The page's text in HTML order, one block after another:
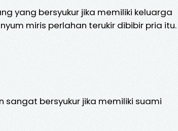
yang bersyukur jika memiliki keluarga
miris perlahan terukir dibibir pria itu.
sangat bersyukur jika memiliki suami